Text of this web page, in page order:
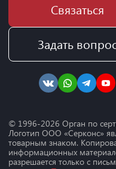
Связаться
Задать
© 1996-2026 Орган по
Логотип ООО «Серконс»
товарным знаком.
информационных
разрешается только с